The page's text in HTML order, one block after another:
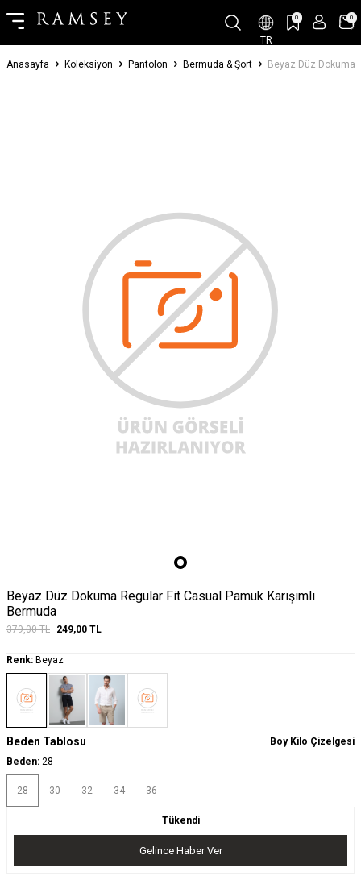
TR
0 0
Anasayfa Koleksiyon Pantolon Bermuda & Şort Beyaz Düz Dokuma
Beyaz Düz Dokuma Regular Fit Casual Pamuk Karışımlı
Bermuda
379,00TL 249,00 TL
Renk: Beyaz
Beden Tablosu
Boy Kilo Çizelgesi
Beden: 28
28 30 32 34 36
Tükendi
Gelince Haber Ver